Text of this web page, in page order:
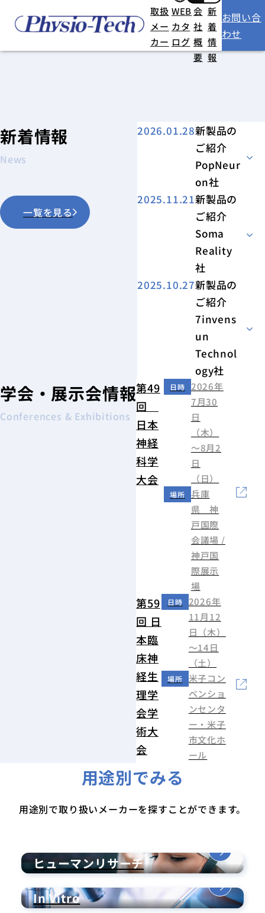
取扱
メー
カー
WEB
カタ
ログ
会
社
概
要
新
着
情
報
お問い合
わせ
研究に合った製品のご提案・サポート・総合的なシステム構築など、ご相談ください。
新着情報
News
一覧を見る
2026.01.28新製品の
ご紹介
PopNeur
on社
2025.11.21新製品の
ご紹介
Soma
Reality
社
2025.10.27新製品の
ご紹介
7invens
un
Technol
ogy社
学会・展示会情報
Conferences & Exhibitions
第49
回
日本
神経
科学
大会
日時
2026年
7月30
日
（木）
～8月2
日
（日）
場所
兵庫
県 神
戸国際
会議場 /
神戸国
際展示
場
第59
回 日
本臨
床神
経生
理学
会学
術大
会
日時
2026年
11月12
日（木）
～14日
（土）
場所
米子コン
ベンショ
ンセンタ
ー・米子
市文化ホ
ール
用途別でみる
用途別で取り扱いメーカーを探すことができます。
ヒューマンリサーチ
In Vitro